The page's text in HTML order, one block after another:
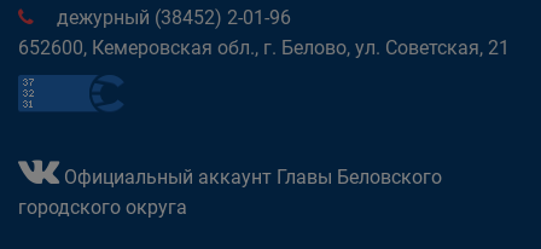
дежурный (38452) 2-01-96
652600, Кемеровская обл., г. Белово, ул. Советская, 21
Официальный аккаунт Главы Беловского
городского округа